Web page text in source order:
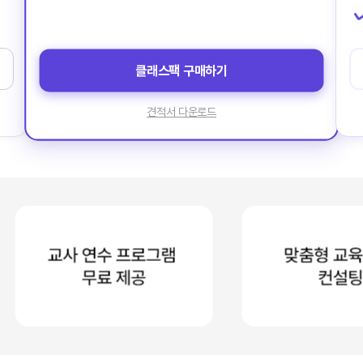
클래스팩 구매하기
견적서 다운로드